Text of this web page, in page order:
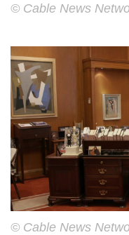
© Cable News
© Cable News